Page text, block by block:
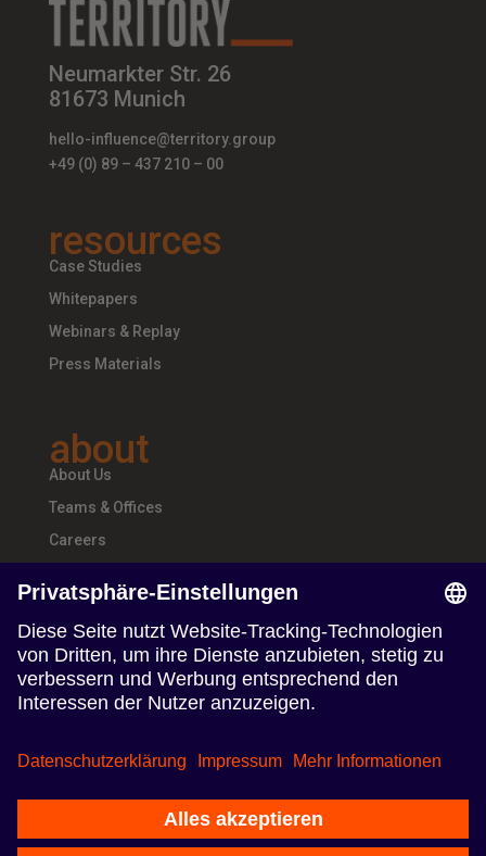
Neumarkter Str. 26
81673 Munich
hello-influence@territory.group
+49 (0) 89 – 437 210 – 00
resources
Case Studies
Whitepapers
Webinars & Replay
Press Materials
about
About Us
Teams & Offices
Careers
follow us
Follow us on Linkedin
Follow us on Instagram
Nutzungsbedingungen
Datenschutzerklärung
Impressum